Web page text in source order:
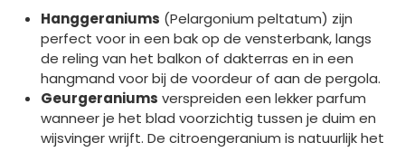
Hanggeraniums (Pelargonium peltatum) zijn
perfect voor in een bak op de vensterbank, langs
de reling van het balkon of dakterras en in een
hangmand voor bij de voordeur of aan de pergola.
Geurgeraniums verspreiden een lekker parfum
wanneer je het blad voorzichtig tussen je duim en
wijsvinger wrijft. De citroengeranium is natuurlijk het